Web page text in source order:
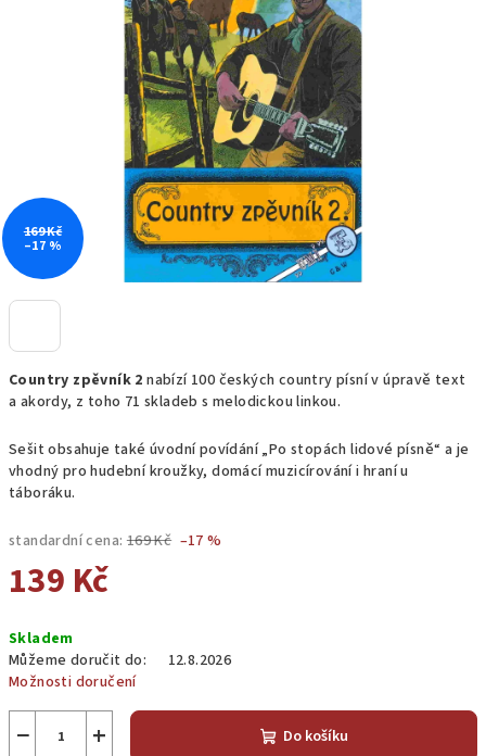
Country zpěvník 2 nabízí 100 českých country písní v úpravě text
a akordy, z toho 71 skladeb s melodickou linkou.
Sešit obsahuje také úvodní povídání „Po stopách lidové písně“ a je
vhodný pro hudební kroužky, domácí muzicírování i hraní u
táboráku.
standardní cena: 169 Kč –17 %
139 Kč
cena:
Skladem
Můžeme doručit do:
12.8.2026
Možnosti doručení
+
− Do košíku
hvězdiček.
169 Kč
–17 %